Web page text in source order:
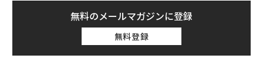
無料のメールマガジンに登録
無料登録